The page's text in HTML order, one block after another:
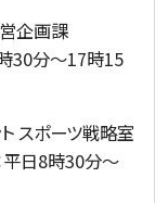
企画課
30分～17時15
スポーツ戦略室
平日8時30分～